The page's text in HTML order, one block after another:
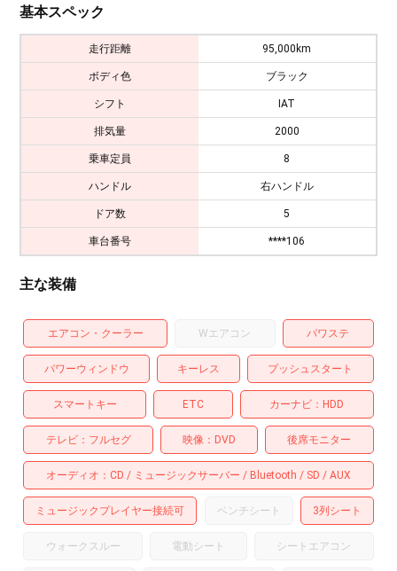
基本スペック
走行距離 95,000km
ボディ色 ブラック
シフト IAT
排気量 2000
乗車定員 8
ハンドル 右ハンドル
ドア数 5
車台番号 ****106
主な装備
エアコン・クーラー Wエアコン パワステ
パワーウィンドウ キーレス プッシュスタート
スマートキー ETC カーナビ HDD
テレビ フルセグ 映像 DVD 後席モニター
オーディオ CD ミュージックサーバー Bluetooth SD AUX
ミュージックプレイヤー接続可 ベンチシート 3列シート
ウォークスルー 電動シート シートエアコン